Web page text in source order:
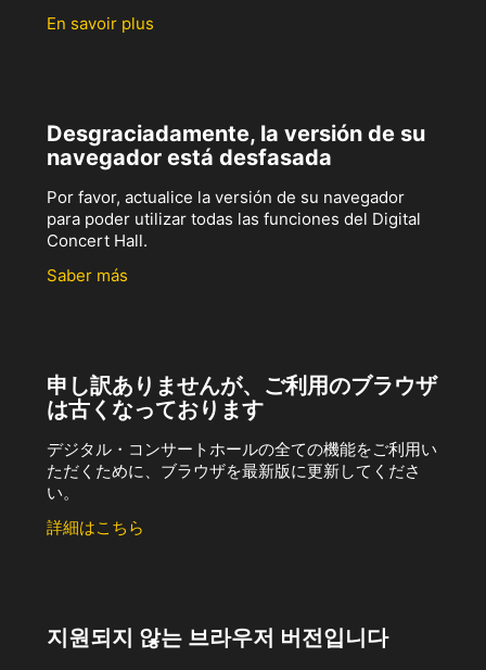
En savoir plus
Desgraciadamente, la versión de su
navegador está desfasada
Por favor, actualice la versión de su navegador
para poder utilizar todas las funciones del Digital
Concert Hall.
Saber más
申し訳ありませんが、ご利用のブラウザ
は古くなっております
デジタル・コンサートホールの全ての機能をご利用い
ただくために、ブラウザを最新版に更新してくださ
い。
詳細はこちら
지원되지 않는 브라우저 버전입니다